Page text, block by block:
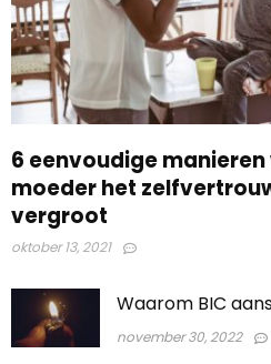
6 eenvoudige
moeder het
vergroot
oktober 13, 2021
Waarom BIC
november 30, 2022